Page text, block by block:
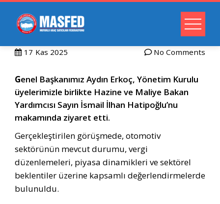
17 Kas 2025 No Comments
Genel Başkanımız Aydın Erkoç, Yönetim Kurulu
üyelerimizle birlikte Hazine ve Maliye Bakan
Yardımcısı Sayın İsmail İlhan Hatipoğlu’nu
makamında ziyaret etti.
Gerçekleştirilen görüşmede, otomotiv
sektörünün mevcut durumu, vergi
düzenlemeleri, piyasa dinamikleri ve sektörel
beklentiler üzerine kapsamlı değerlendirmelerde
bulunuldu.